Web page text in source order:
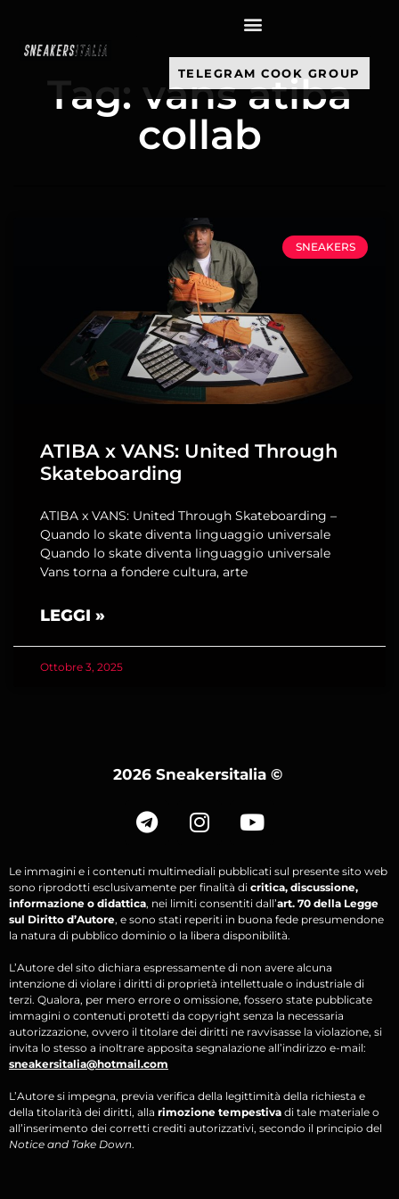
TELEGRAM COOK GROUP
Tag: vans atiba
collab
SNEAKERS
ATIBA x VANS: United Through
Skateboarding
ATIBA x VANS: United Through Skateboarding –
Quando lo skate diventa linguaggio universale
Quando lo skate diventa linguaggio universale
Vans torna a fondere cultura, arte
LEGGI »
Ottobre 3, 2025
2026 Sneakersitalia ©
Le immagini e i contenuti multimediali pubblicati sul presente sito web
sono riprodotti esclusivamente per finalità di critica, discussione,
informazione o didattica, nei limiti consentiti dall’art. 70 della Legge
sul Diritto d’Autore, e sono stati reperiti in buona fede presumendone
la natura di pubblico dominio o la libera disponibilità.
L’Autore del sito dichiara espressamente di non avere alcuna
intenzione di violare i diritti di proprietà intellettuale o industriale di
terzi. Qualora, per mero errore o omissione, fossero state pubblicate
immagini o contenuti protetti da copyright senza la necessaria
autorizzazione, ovvero il titolare dei diritti ne ravvisasse la violazione, si
invita lo stesso a inoltrare apposita segnalazione all’indirizzo e-mail:
sneakersitalia@hotmail.com
L’Autore si impegna, previa verifica della legittimità della richiesta e
della titolarità dei diritti, alla rimozione tempestiva di tale materiale o
all’inserimento dei corretti crediti autorizzativi, secondo il principio del
Notice and Take Down.